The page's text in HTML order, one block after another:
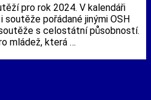
pro rok 2024. V kalendáři
pořádané jinými OSH
s celostátní působností.
mládež, která …